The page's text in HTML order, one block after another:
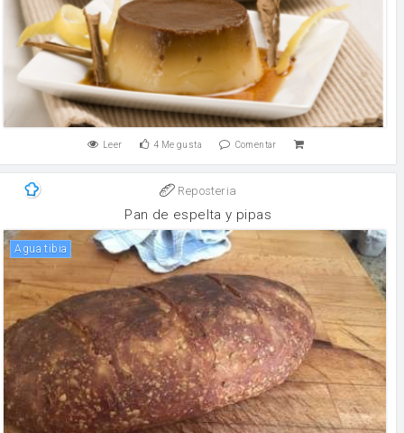
Leer 4 Me gusta Comentar
Reposteria
Pan de espelta y pipas
Agua tibia